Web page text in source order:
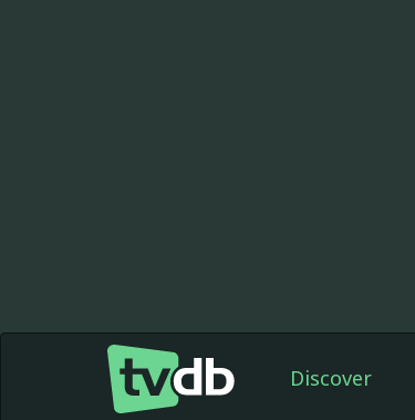
Discover